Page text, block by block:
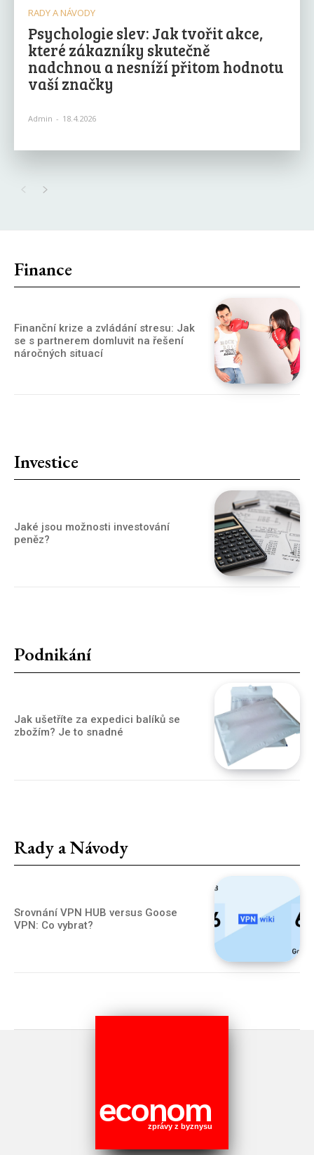
RADY A NÁVODY
Psychologie slev: Jak tvořit akce,
které zákazníky skutečně
nadchnou a nesníží přitom hodnotu
vaší značky
Admin - 18.4.2026
Finance
Finanční krize a zvládání stresu: Jak
se s partnerem domluvit na řešení
náročných situací
Investice
Jaké jsou možnosti investování
peněz?
Podnikání
Jak ušetříte za expedici balíků se
zbožím? Je to snadné
Rady a Návody
Srovnání VPN HUB versus Goose
VPN: Co vybrat?
econom
zprávy z byznysu